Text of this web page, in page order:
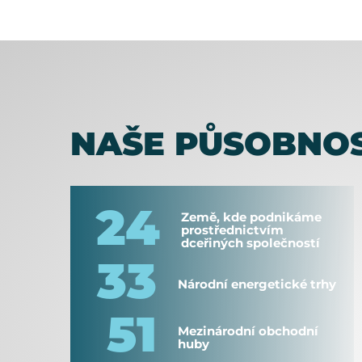
NAŠE
24
Země, kde podnikáme
prostřednictvím
dceřiných společností
33 Národní energetické trhy
51
Mezinárodní obchodní
huby